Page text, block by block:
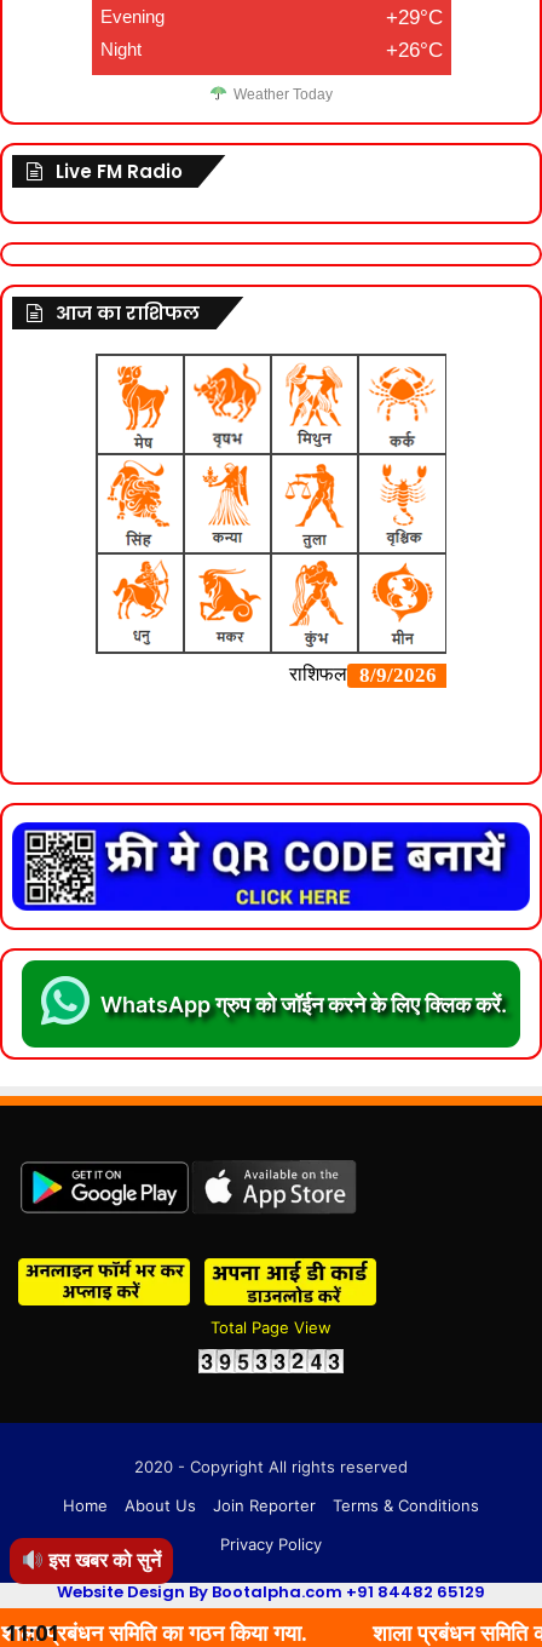
इस खबर को सुनें
Evening +29°C
Night +26°C
Weather Today
Live FM Radio
आज का राशिफल
WhatsApp ग्रुप को जॉईन करने के लिए क्लिक करें.
Total Page View
2020 - Copyright All rights reserved
Home
About Us Join Reporter
Terms & Conditions
Privacy Policy
Website Design By Bootalpha.com +91 84482 65129
का गठन किया गया. शाला प्रबंधन समिति का गठन किया
11:01